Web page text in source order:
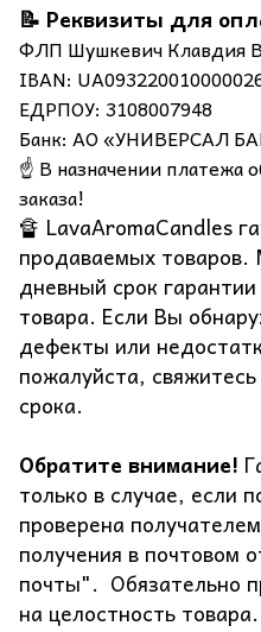
📝 Реквизиты для
ФЛП Шушкевич Клавдия
IBAN:
ЕДРПОУ: 3108007948
Банк: АО «УНИВЕРСАЛ
☝️ В назначении платежа
заказа!
🔏 LavaAromaCandles
продаваемых
дневный срок
товара. Если Вы
дефекты или
пожалуйста,
срока.
Обратите внимание!
только в случае, если
проверена
получения в почтовом
почты". Обязательно
на целостность товара.